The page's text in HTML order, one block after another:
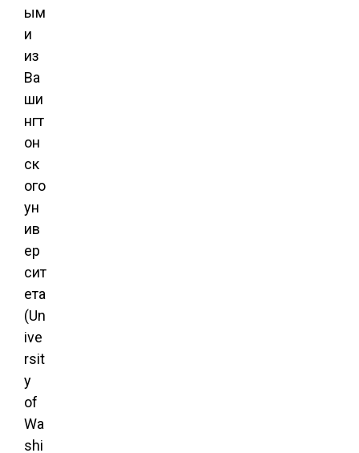
ым
и
из
Ва
ши
нгт
он
ск
ого
ун
ив
ер
сит
ета
(Un
ive
rsit
y
of
Wa
shi